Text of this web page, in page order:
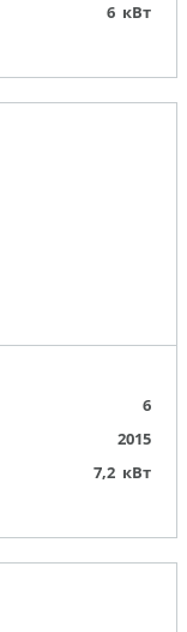
6 кВт
6
2015
7,2 кВт